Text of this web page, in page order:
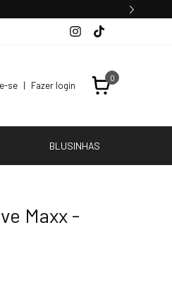
se | Fazer login
0
BLUSINHAS
Maxx -